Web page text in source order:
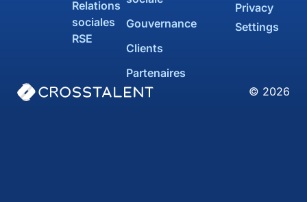
Gouvernance
Clients
Partenaires
Relations
sociales
RSE
Privacy
Settings
© 2026